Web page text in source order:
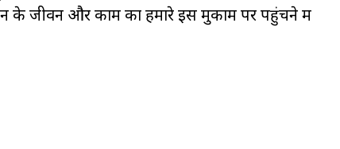
के जीवन और काम का हमारे इस मुकाम पर पहुंचने में